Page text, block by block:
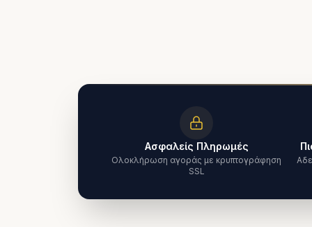
Ασφαλείς Πληρωμές
Ολοκλήρωση αγοράς με κρυπτογράφηση
SSL